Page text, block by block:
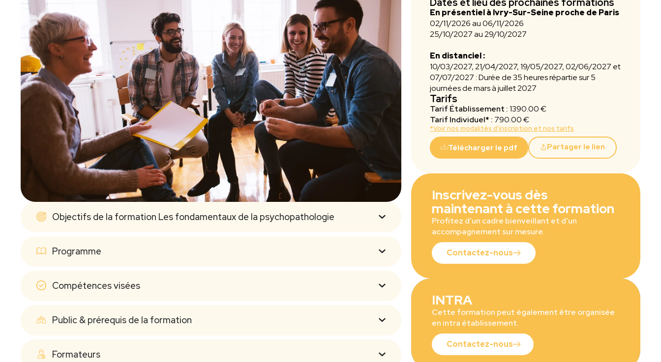
Objectifs de la formation Les fondamentaux de la psychopathologie
Programme
Compétences visées
Public & prérequis de la formation
Formateurs
En présentiel à Ivry-Sur-Seine proche de Paris
02/11/2026 au 06/11/2026
25/10/2027 au 29/10/2027
En distanciel :
10/03/2027, 21/04/2027, 19/05/2027, 02/06/2027 et
07/07/2027 : Durée de 35 heures répartie sur 5
journées de marsà juillet 2027
Tarifs
Tarif Établissement :1390.00 €
Tarif Individuel* : 790.00 €
*Voir nos modalités d’inscription et nos tarifs
Télécharger le pdf Partager le lien
Inscrivez-vous dès
maintenant à cette formation
Profitez d’un cadre bienveillant et d’un
accompagnement sur mesure.
Contactez-nous
INTRA
Cette formation peut également être organisée
en intra établissement.
Contactez-nous